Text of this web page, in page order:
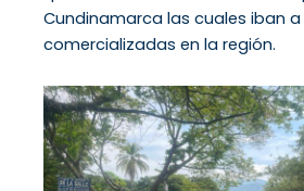
Cundinamarca las cuales iban a
comercializadas en la región.